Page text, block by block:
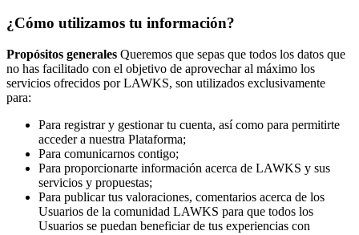
¿Cómo utilizamos tu información?
Propósitos generales Queremos que sepas que todos los datos que
no has facilitado con el objetivo de aprovechar al máximo los
servicios ofrecidos por LAWKS, son utilizados exclusivamente
para:
Para registrar y gestionar tu cuenta, así como para permitirte
acceder a nuestra Plataforma;
Para comunicarnos contigo;
Para proporcionarte información acerca de LAWKS y sus
servicios y propuestas;
Para publicar tus valoraciones, comentarios acerca de los
Usuarios de la comunidad LAWKS para que todos los
Usuarios se puedan beneficiar de tus experiencias con